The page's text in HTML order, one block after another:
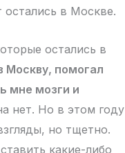
в Москве.
остались в
Москву, помогал
мне мозги и
нет. Но в этом году
но тщетно.
какие-либо